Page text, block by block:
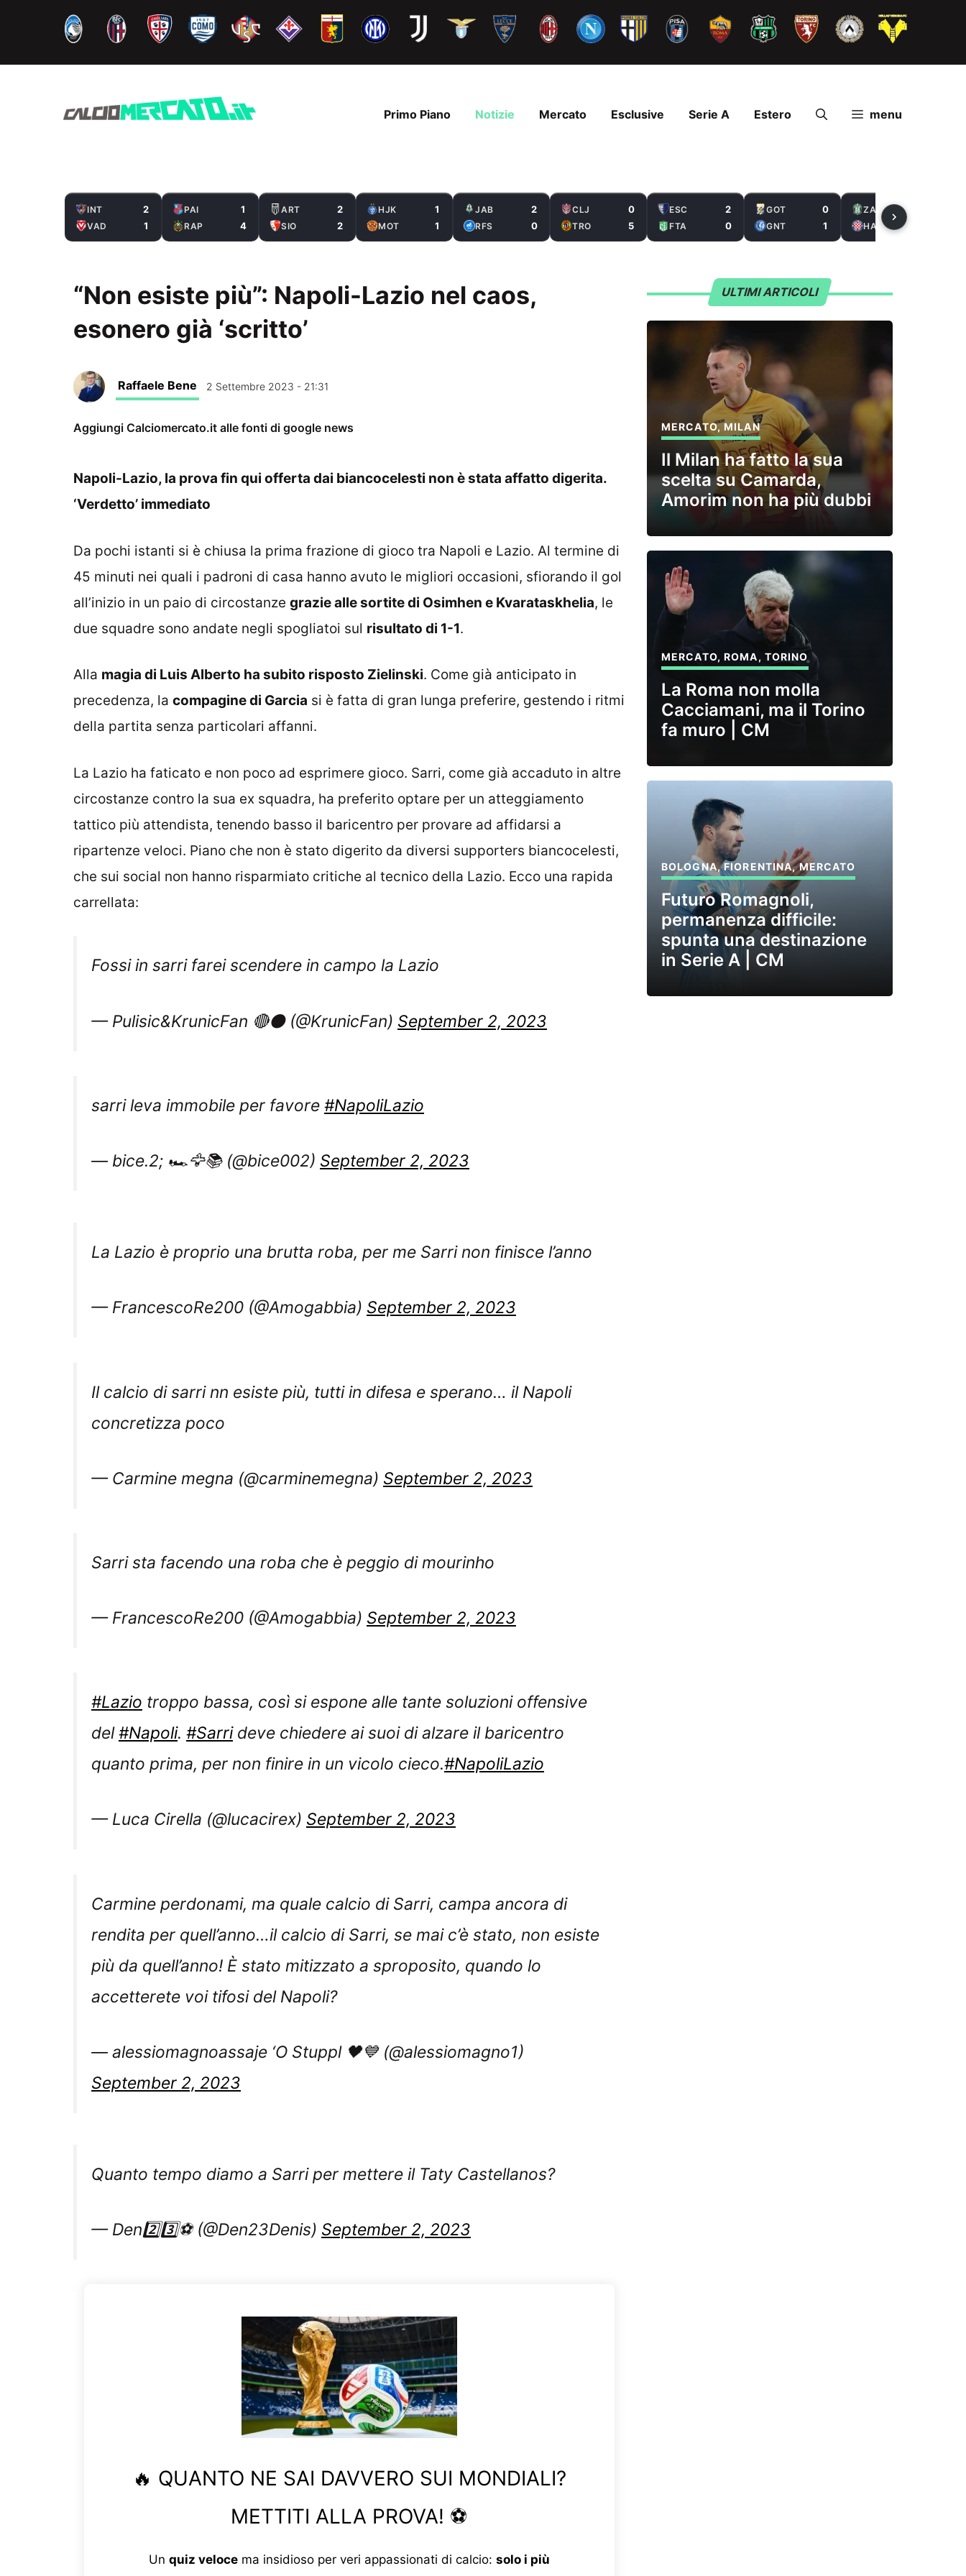
contenuto
Primo Piano Notizie Mercato Esclusive Serie A Estero menu
INT 2
VAD 1
PAI 1
RAP 4
ART 2
SIO 2
HJK 1
MOT 1
JAB 2
RFS 0
CLJ 0
TRO 5
ESC 2
FTA 0
GOT 0
GNT 1
ZAL
HAS
“Non esiste più”: Napoli-Lazio nel caos,
esonero già ‘scritto’
Raffaele Bene 2 Settembre 2023 - 21:31
Aggiungi Calciomercato.it alle fonti di google news
Napoli-Lazio, la prova fin qui offerta dai biancocelesti non è stata affatto digerita.
‘Verdetto’ immediato
Da pochi istanti si è chiusa la prima frazione di gioco tra Napoli e Lazio. Al termine di
45 minuti nei quali i padroni di casa hanno avuto le migliori occasioni, sfiorando il gol
all’inizio in un paio di circostanze grazie alle sortite di Osimhen e Kvarataskhelia, le
due squadre sono andate negli spogliatoi sul risultato di 1-1.
Alla magia di Luis Alberto ha subito risposto Zielinski. Come già anticipato in
precedenza, la compagine di Garcia si è fatta di gran lunga preferire, gestendo i ritmi
della partita senza particolari affanni.
La Lazio ha faticato e non poco ad esprimere gioco. Sarri, come già accaduto in altre
circostanze contro la sua ex squadra, ha preferito optare per un atteggiamento
tattico più attendista, tenendo basso il baricentro per provare ad affidarsi a
ripartenze veloci. Piano che non è stato digerito da diversi supporters biancocelesti,
che sui social non hanno risparmiato critiche al tecnico della Lazio. Ecco una rapida
carrellata:
Fossi in sarri farei scendere in campo la Lazio
— Pulisic&KrunicFan 🔴⚫️ (@KrunicFan) September 2, 2023
sarri leva immobile per favore #NapoliLazio
— bice.2; 🏎️🦅📚 (@bice002) September 2, 2023
La Lazio è proprio una brutta roba, per me Sarri non finisce l’anno
— FrancescoRe200 (@Amogabbia) September 2, 2023
Il calcio di sarri nn esiste più, tutti in difesa e sperano… il Napoli
concretizza poco
— Carmine megna (@carminemegna) September 2, 2023
Sarri sta facendo una roba che è peggio di mourinho
— FrancescoRe200 (@Amogabbia) September 2, 2023
#Lazio troppo bassa, così si espone alle tante soluzioni offensive
del #Napoli. #Sarrideve chiedere ai suoi di alzare il baricentro
quanto prima, per non finire in un vicolo cieco. #NapoliLazio
— Luca Cirella (@lucacirex) September 2, 2023
Carmine perdonami, ma quale calcio di Sarri, campa ancora di
rendita per quell’anno…il calcio di Sarri, se mai c’è stato, non esiste
più da quell’anno! È stato mitizzato a sproposito, quando lo
accetterete voi tifosi del Napoli?
— alessiomagnoassaje ‘O Stuppl 🖤💙 (@alessiomagno1)
September 2, 2023
🔥 QUANTO NE SAI DAVVERO SUI MONDIALI?
METTITI ALLA PROVA! ⚽
preparati faranno 10/10!
ULTIMI ARTICOLI
MERCATO,MILAN
Il Milan ha fatto la sua
scelta su Camarda,
Amorim non ha più dubbi
MERCATO,ROMA, TORINO
La Roma non molla
Cacciamani, ma il Torino
fa muro | CM
BOLOGNA,FIORENTINA,MERCATO
Futuro Romagnoli,
permanenza difficile:
spunta una destinazione
in Serie A | CM